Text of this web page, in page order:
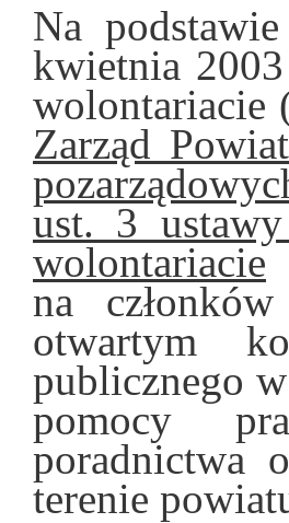
Na
kwietnia
wolontariacie
Zarząd
ust. 3
wolontariacie
na
otwartym
publicznego
pomocy
poradnictwa
terenie